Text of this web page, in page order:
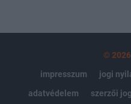
©
impresszum
jogi
adatvédelem
szerzői